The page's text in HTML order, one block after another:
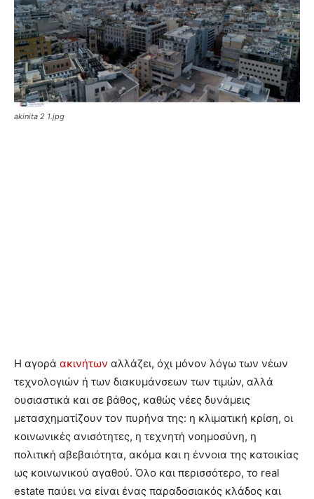
akinita 2 1.jpg
Η αγορά ακινήτων αλλάζει, όχι μόνον λόγω των νέων
τεχνολογιών ή των διακυμάνσεων των τιμών, αλλά
ουσιαστικά και σε βάθος, καθώς νέες δυνάμεις
μετασχηματίζουν τον πυρήνα της: η κλιματική κρίση, οι
κοινωνικές ανισότητες, η τεχνητή νοημοσύνη, η
πολιτική αβεβαιότητα, ακόμα και η έννοια της κατοικίας
ως κοινωνικού αγαθού. Όλο και περισσότερο, το real
estate παύει να είναι ένας παραδοσιακός κλάδος και